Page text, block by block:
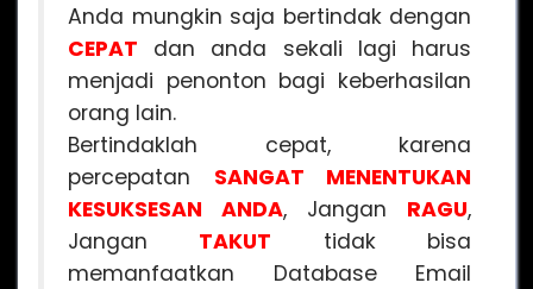
Anda mungkin saja bertindak dengan
CEPAT dan anda sekali lagi harus
menjadi penonton bagi keberhasilan
orang lain.
Bertindaklah cepat, karena
percepatan SANGAT MENENTUKAN
KESUKSESAN ANDA, Jangan RAGU,
Jangan TAKUT tidak bisa
memanfaatkan Database Email